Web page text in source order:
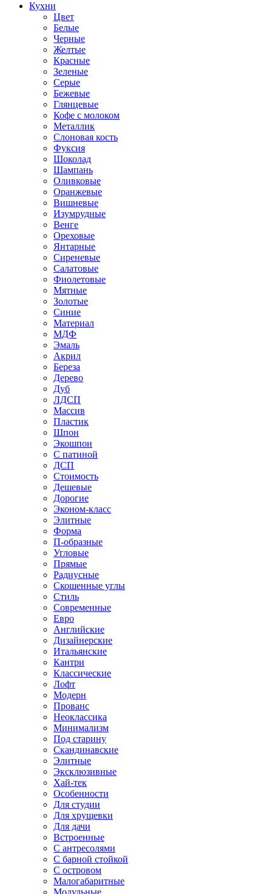
Кухни
Цвет
Белые
Черные
Желтые
Красные
Зеленые
Серые
Бежевые
Глянцевые
Кофе с молоком
Металлик
Слоновая кость
Фуксия
Шоколад
Шампань
Оливковые
Оранжевые
Вишневые
Изумрудные
Венге
Ореховые
Янтарные
Сиреневые
Салатовые
Фиолетовые
Мятные
Золотые
Синие
Материал
МДФ
Эмаль
Акрил
Береза
Дерево
Дуб
ЛДСП
Массив
Пластик
Шпон
Экошпон
С патиной
ДСП
Стоимость
Дешевые
Дорогие
Эконом-класс
Элитные
Форма
П-образные
Угловые
Прямые
Радиусные
Скошенные углы
Стиль
Современные
Евро
Английские
Дизайнерские
Итальянские
Кантри
Классические
Лофт
Модерн
Прованс
Неоклассика
Минимализм
Под старину
Скандинавские
Элитные
Эксклюзивные
Хай-тек
Особенности
Для студии
Для хрущевки
Для дачи
Встроенные
С антресолями
С барной стойкой
С островом
Малогабаритные
Модульные